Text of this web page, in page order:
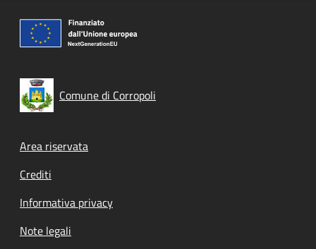
Comune di Corropoli
Footer menu
Area riservata
Crediti
Informativa privacy
Note legali